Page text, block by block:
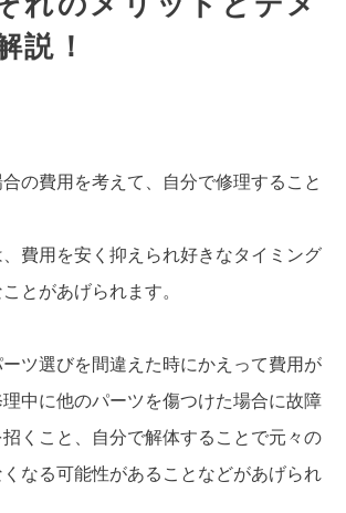
説！
の費用を考えて、自分で修理すること
、費用を安く抑えられ好きなタイミング
とがあげられます。
ツ選びを間違えた時にかえって費用が
中に他のパーツを傷つけた場合に故障
くこと、自分で解体することで元々の
なる可能性があることなどがあげられ